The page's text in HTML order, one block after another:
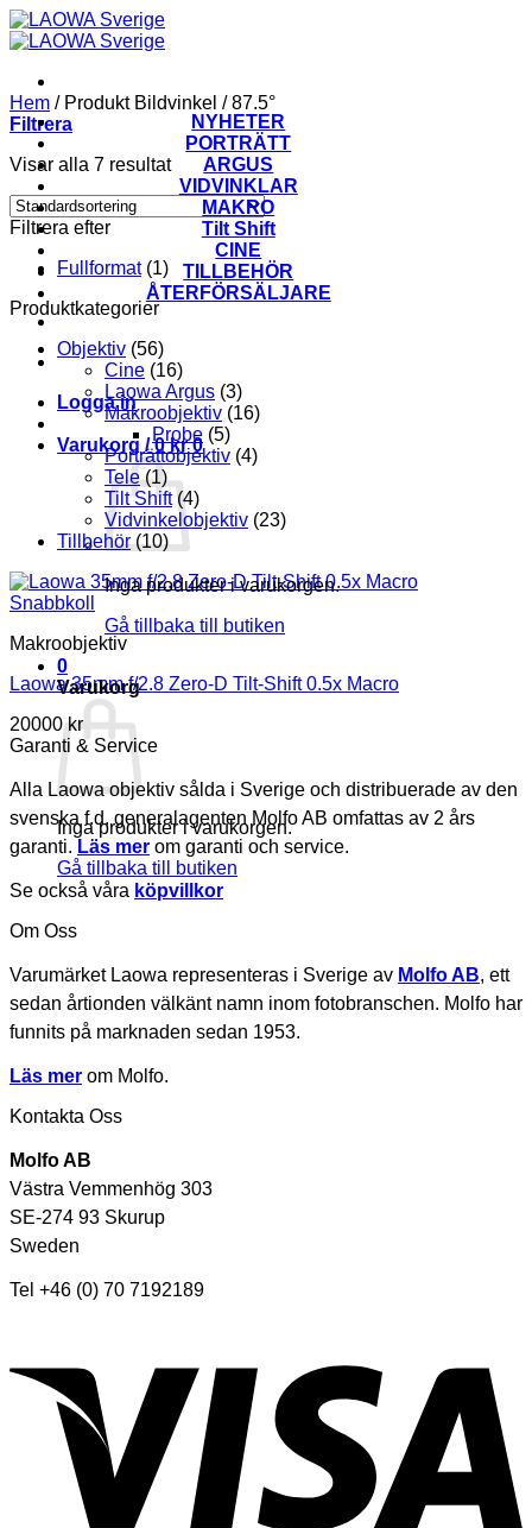
Skip
to
NYHETER
PORTRÄTT
ARGUS
VIDVINKLAR
MAKRO
Tilt Shift
CINE
TILLBEHÖR
ÅTERFÖRSÄLJARE
Logga in
Varukorg /0kr 0
Inga produkter i varukorgen.
Gå tillbaka till butiken
0
Varukorg
Inga produkter i varukorgen.
Gå tillbaka till butiken
Hem /Produkt Bildvinkel /87.5°
Filtrera
Visar alla 7 resultat
Filtrera efter
Fullformat (1)
Produktkategorier
Objektiv (56)
Cine (16)
Laowa Argus (3)
Makroobjektiv (16)
Probe (5)
Porträttobjektiv (4)
Tele (1)
Tilt Shift (4)
Vidvinkelobjektiv (23)
Tillbehör (10)
Snabbkoll
Makroobjektiv
Laowa 35mm f/2.8 Zero-D Tilt-Shift 0.5x Macro
20000kr
Garanti & Service
Alla Laowa objektiv sålda i Sverige och distribuerade av den
svenska f.d. generalagenten Molfo AB omfattas av 2 års
garanti. Läs mer om garanti och service.
Se också våra köpvillkor
Om Oss
Varumärket Laowa representeras i Sverige av Molfo AB, ett
sedan årtionden välkänt namn inom fotobranschen. Molfo har
funnits på marknaden sedan 1953.
Läs mer om Molfo.
Kontakta Oss
Molfo AB
Västra Vemmenhög 303
SE-274 93 Skurup
Sweden
Tel +46 (0) 70 7192189